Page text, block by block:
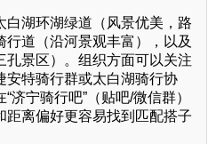
白湖环湖绿道（风景优美，路
道（沿河景观丰富），以及
孔景区）。组织方面可以关注
安特骑行群或太白湖骑行协
济宁骑行吧”（贴吧/微信群）
距离偏好更容易找到匹配搭子